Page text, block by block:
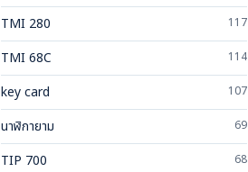
TMI 280 117
TMI 68C 114
key card 107
นาฬิกายาม 69
TIP 700 68